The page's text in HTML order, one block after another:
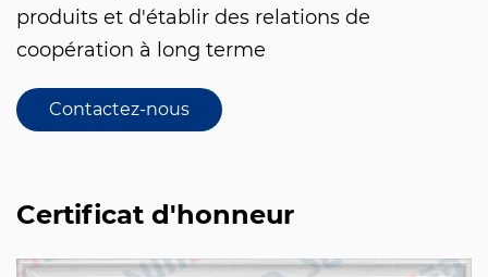
produits et d'établir des relations de
coopération à long terme
Contactez-nous
Certificat d'honneur